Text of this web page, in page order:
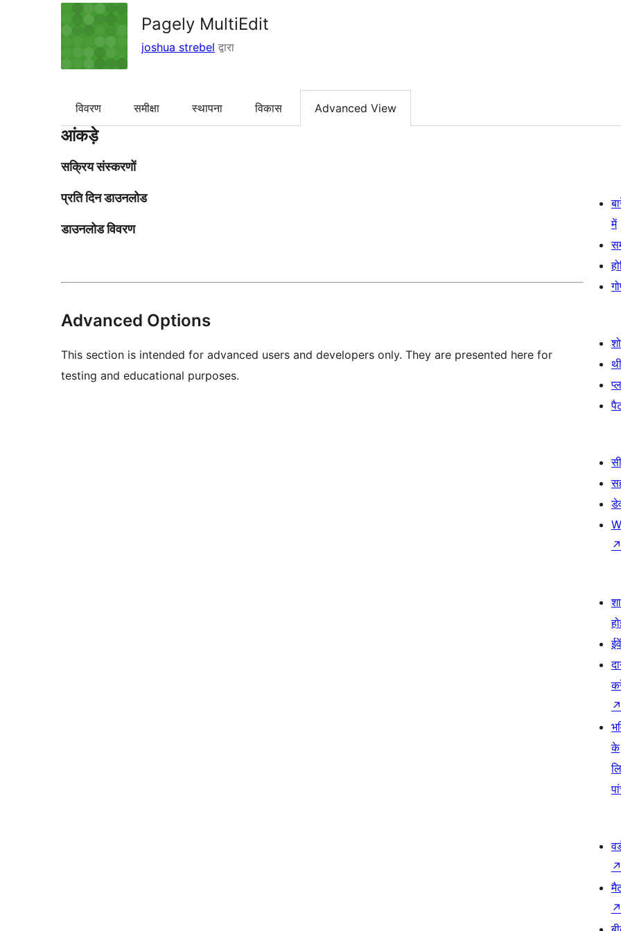
Pagely MultiEdit
joshua strebel द्वारा
विवरण समीक्षा स्थापना विकास Advanced View
आंकड़े
सक्रिय संस्करणों
प्रति दिन डाउनलोड
डाउनलोड विवरण
Advanced Options
This section is intended for advanced users and developers only. They are presented here for
testing and educational purposes.
में
↗
↗
के
↗
↗